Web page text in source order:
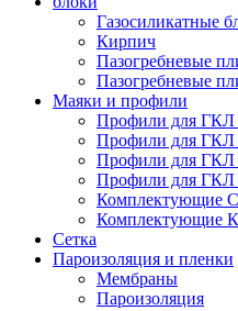
Газосиликатные
Кирпич
Пазогребневые
Пазогребневые
Маяки и профили
Профили для ГКЛ
Профили для ГКЛ
Профили для
Профили для ГКЛ
Комплектующие
Комплектующие
Сетка
Пароизоляция и пленки
Мембраны
Пароизоляция